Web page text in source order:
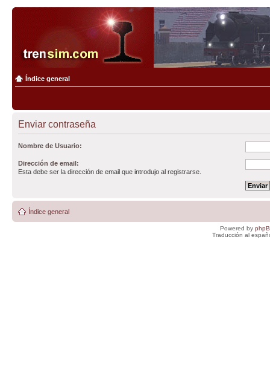
Índice general
Enviar contraseña
Nombre de Usuario:
Dirección de email:
Esta debe ser la dirección de email que introdujo al registrarse.
Índice general
Powered by
Traducción al